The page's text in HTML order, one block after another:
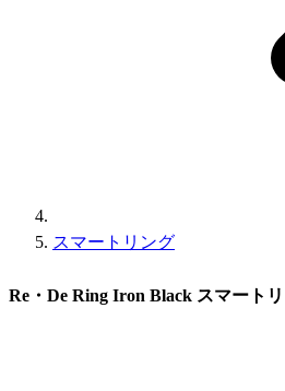
スマートリング
Re・De Ring Iron Black スマート